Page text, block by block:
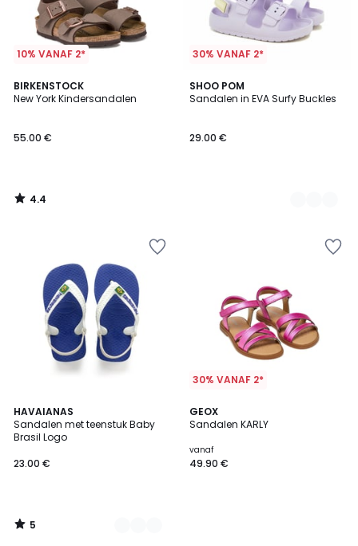
10% VANAF 2*
BIRKENSTOCK
New York Kindersandalen
55.00 €
4.4
/ 5
4.4
/
30% VANAF 2*
SHOO POM
Sandalen in EVA Surfy Buckles
29.00 €
2
Kleuren
HAVAIANAS
Sandalen met teenstuk Baby
Brasil Logo
23.00 €
5
/
5
2
Kleuren
5
/
30% VANAF 2*
GEOX
Sandalen KARLY
vanaf
49.90 €